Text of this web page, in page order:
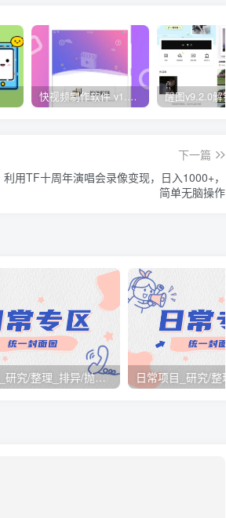
快视频制作软件 v1.1.1安卓版
下一篇
用TF十周年演唱会录像变现，日入1000+，
简单无脑操作
日常项目_研究/整理_排异/抛弃汇总[25.11.1-11.30整理]